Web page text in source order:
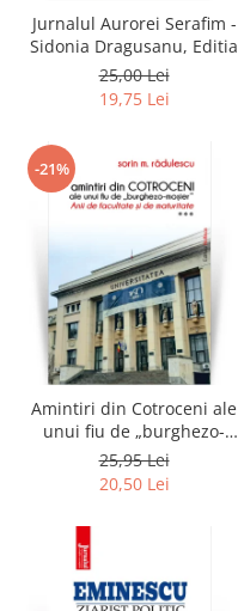
Jurnalul Aurorei Serafim -
Sidonia Dragusanu, Editia
2020
25,00 Lei
19,75 Lei
-21%
Amintiri din Cotroceni ale
unui fiu de „burghezo-
mosier”.Vol.3 - Sorin M.
Radulescu
25,95 Lei
20,50 Lei